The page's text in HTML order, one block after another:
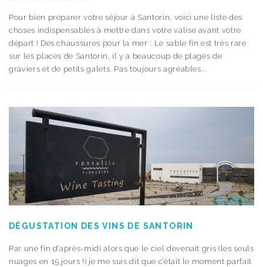
Pour bien préparer votre séjour à Santorin, voici une liste des
choses indispensables à mettre dans votre valise avant votre
départ ! Des chaussures pour la mer : Le sable fin est très rare
sur les places de Santorin, il y a beaucoup de plages de
graviers et de petits galets. Pas toujours agréables...
DÉGUSTATION DES VINS DE SANTORIN
Par une fin d’après-midi alors que le ciel devenait gris (les seuls
nuages en 15 jours !) je me suis dit que c’était le moment parfait